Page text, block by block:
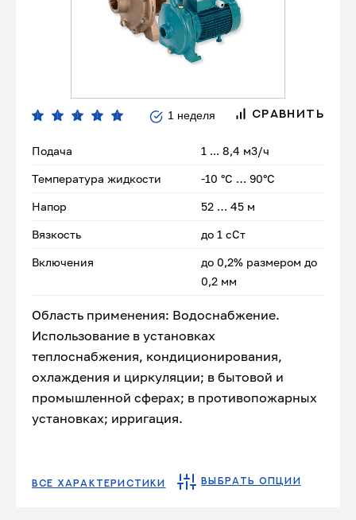
1 неделя СРАВНИТЬ
Подача 1 ... 8,4 м3/ч
Температура жидкости -10 °C … 90°C
Напор 52 … 45 м
Вязкость до 1 сСт
Включения
до 0,2% размером до
0,2 мм
Область применения: Водоснабжение.
Использование в установках
теплоснабжения, кондиционирования,
охлаждения и циркуляции; в бытовой и
промышленной сферах; в противопожарных
установках; ирригация.
ВСЕ ХАРАКТЕРИСТИКИ ВЫБРАТЬ ОПЦИИ